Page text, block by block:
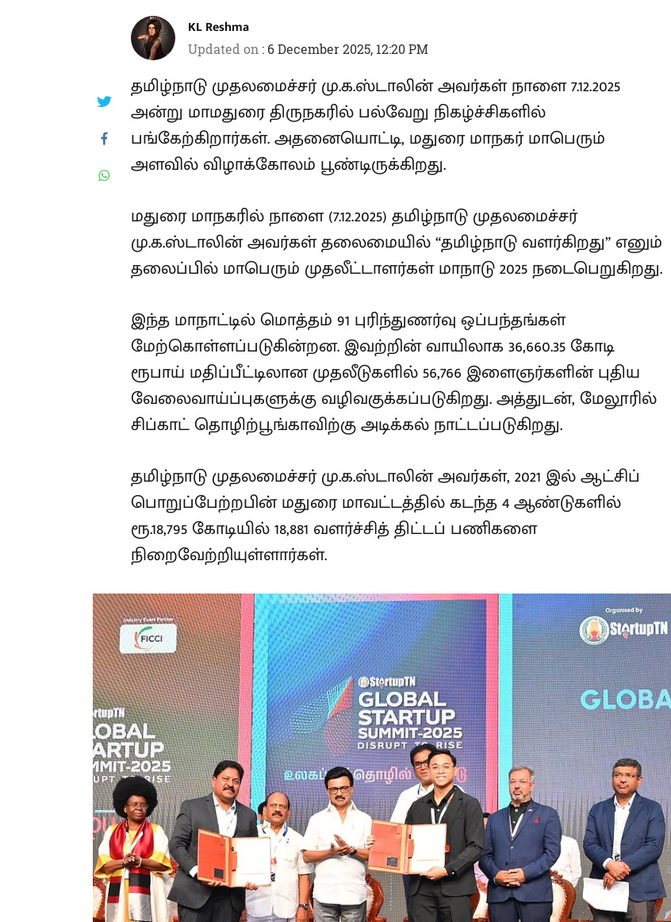
KL Reshma
Updated on : 6 December 2025, 12:20 PM
தமிழ்நாடு முதலமைச்சர் மு.க.ஸ்டாலின் அவர்கள் நாளை 7.12.2025
அன்று மாமதுரை திருநகரில் பல்வேறு நிகழ்ச்சிகளில்
பங்கேற்கிறார்கள். அதனையொட்டி, மதுரை மாநகர் மாபெரும்
அளவில் விழாக்கோலம் பூண்டிருக்கிறது.
மதுரை மாநகரில் நாளை (7.12.2025) தமிழ்நாடு முதலமைச்சர்
மு.க.ஸ்டாலின் அவர்கள் தலைமையில் “தமிழ்நாடு வளர்கிறது” எனும்
தலைப்பில் மாபெரும் முதலீட்டாளர்கள் மாநாடு 2025 நடைபெறுகிறது.
இந்த மாநாட்டில் மொத்தம் 91 புரிந்துணர்வு ஒப்பந்தங்கள்
மேற்கொள்ளப்படுகின்றன. இவற்றின் வாயிலாக 36,660.35 கோடி
ரூபாய் மதிப்பீட்டிலான முதலீடுகளில் 56,766 இளைஞர்களின் புதிய
வேலைவாய்ப்புகளுக்கு வழிவகுக்கப்படுகிறது. அத்துடன், மேலூரில்
சிப்காட் தொழிற்பூங்காவிற்கு அடிக்கல் நாட்டப்படுகிறது.
தமிழ்நாடு முதலமைச்சர் மு.க.ஸ்டாலின் அவர்கள், 2021 இல் ஆட்சிப்
பொறுப்பேற்றபின் மதுரை மாவட்டத்தில் கடந்த 4 ஆண்டுகளில்
ரூ.18,795 கோடியில் 18,881 வளர்ச்சித் திட்டப் பணிகளை
நிறைவேற்றியுள்ளார்கள்.